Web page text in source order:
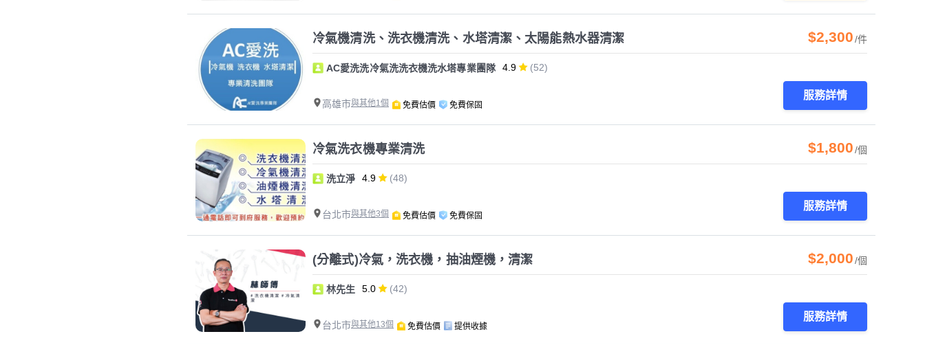
冷氣機清洗、洗衣機清洗、水塔清潔、太陽能熱水器清潔 $2,300/件
AC愛洗洗冷氣洗洗衣機洗水塔專業團隊 4.9 (52)
高雄市與其他1個 免費估價 免費保固
服務詳情
冷氣洗衣機專業清洗 $1,800/個
洗立淨 4.9 (48)
台北市與其他3個 免費估價 免費保固
服務詳情
(分離式)冷氣，洗衣機，抽油煙機，清潔 $2,000/個
林先生 5.0 (42)
台北市與其他13個 免費估價 提供收據
服務詳情